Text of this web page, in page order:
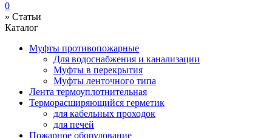
0
» Статьи
Каталог
Муфты противопожарные
Для водоснабжения и канализации
Муфты в перекрытия
Муфты ленточного типа
Лента термоуплотнительная
Терморасширяющийся герметик
для кабельных проходок
для печей
Пожарное оборудование